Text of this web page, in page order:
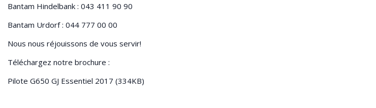
Bantam Hindelbank : 043 411 90 90
Bantam Urdorf : 044 777 00 00
Nous nous réjouissons de vous servir!
Téléchargez notre brochure :
Pilote G650 GJ Essentiel 2017 (334KB)